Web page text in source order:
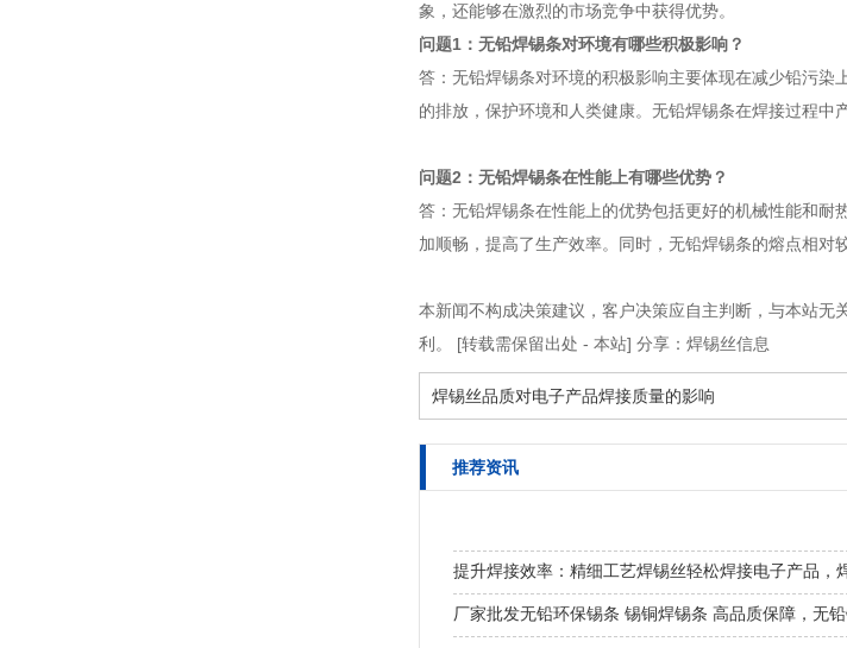
象，还能够在激烈的市场竞争中获得优势。
问题1：无铅焊锡条对环境有哪些积极影响？
答：无铅焊锡条对环境的积极影响主要体现在减少铅污
的排放，保护环境和人类健康。无铅焊锡条在焊接过程中
问题2：无铅焊锡条在性能上有哪些优势？
答：无铅焊锡条在性能上的优势包括更好的机械性能和
加顺畅，提高了生产效率。同时，无铅焊锡条的熔点相对
本新闻不构成决策建议，客户决策应自主判断，与本站
利。 [转载需保留出处 - 本站] 分享：焊锡丝信息
焊锡丝品质对电子产品焊接质量的影响
推荐资讯
提升焊接效率：精细工艺焊锡丝轻松焊接电子产品，
接教学视频
厂家批发无铅环保锡条 锡铜焊锡条 高品质保障，无